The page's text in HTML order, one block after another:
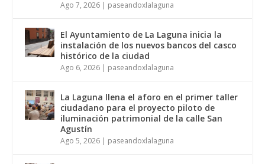
Ago 7, 2026 | paseandoxlalaguna
El Ayuntamiento de La Laguna inicia la
instalación de los nuevos bancos del casco
histórico de la ciudad
Ago 6, 2026 | paseandoxlalaguna
La Laguna llena el aforo en el primer taller
ciudadano para el proyecto piloto de
iluminación patrimonial de la calle San
Agustín
Ago 5, 2026 | paseandoxlalaguna